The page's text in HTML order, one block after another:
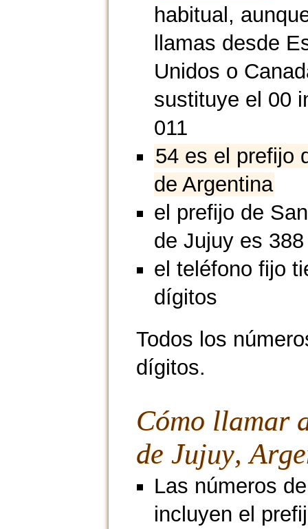
habitual,
llamas desde
Unidos o
sustituye el 00
011
54 es el prefijo
de Argentina
el prefijo de
de Jujuy es 388
el teléfono fijo
dígitos
Todos los
dígitos.
Cómo llamar
de Jujuy,
Las números
incluyen el